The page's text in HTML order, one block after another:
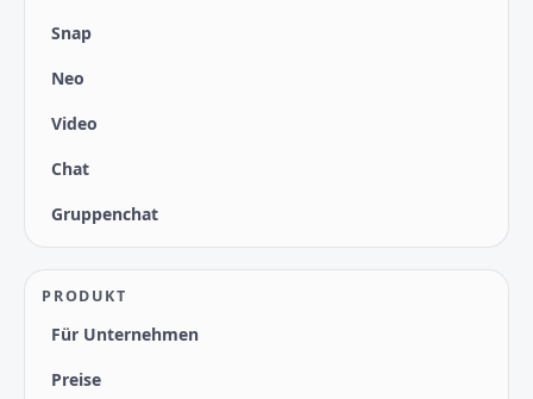
Snap
Neo
Video
Chat
Gruppenchat
PRODUKT
Für Unternehmen
Preise